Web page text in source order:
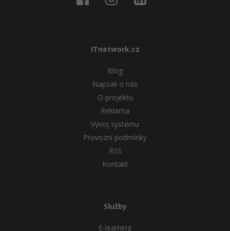
ITnetwork.cz
Blog
Napsali o nás
O projektu
Reklama
Vývoj systému
Provozní podmínky
RSS
Kontakt
Služby
E-learning